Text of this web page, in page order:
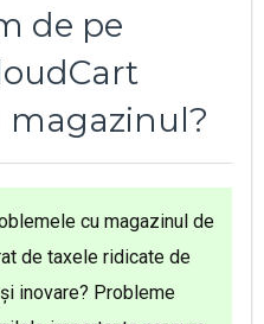
de pe
cu magazinul de
de taxele ridicate de
inovare? Probleme